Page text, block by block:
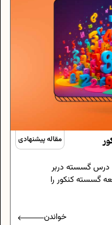
مقاله پیشنهادی
درس گسسته دربر
گسسته کنکور را
خواندن